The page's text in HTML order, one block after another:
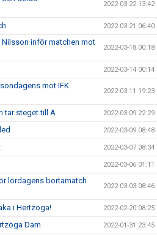
2022-03-22 13:42
2022-03-21 06:40
Nilsson inför matchen mot
2022-03-18 00:18
2022-03-14 00:14
mot IFK
2022-03-11 19:23
tar steget till A 2022-03-09 22:29
2022-03-09 08:48
2022-03-07 08:34
2022-03-06 01:11
lördagens bortamatch
2022-03-03 08:46
i Hertzöga! 2022-02-20 08:25
Dam 2022-01-31 23:45